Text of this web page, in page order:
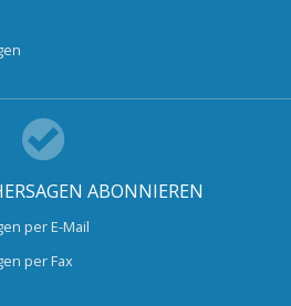
ABONNIEREN
per E-Mail
per Fax